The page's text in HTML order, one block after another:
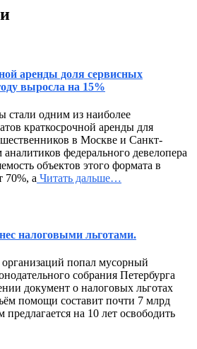
аренды доля сервисных
выросла на 15%
стали одним из наиболее
краткосрочной аренды для
в Москве и Санкт-
федерального девелопера
объектов этого формата в
70%, а Читать дальше…
налоговыми льготами.
попал мусорный
собрания Петербурга
документ о налоговых льготах
помощи составит почти 7 млрд
на 10 лет освободить